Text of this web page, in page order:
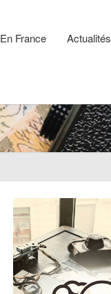
En France Actualités